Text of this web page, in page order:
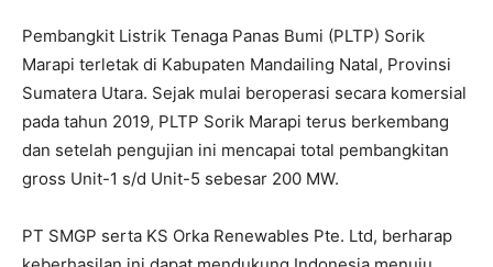
Pembangkit Listrik Tenaga Panas Bumi (PLTP) Sorik
Marapi terletak di Kabupaten Mandailing Natal, Provinsi
Sumatera Utara. Sejak mulai beroperasi secara komersial
pada tahun 2019, PLTP Sorik Marapi terus berkembang
dan setelah pengujian ini mencapai total pembangkitan
gross Unit-1 s/d Unit-5 sebesar 200 MW.
PT SMGP serta KS Orka Renewables Pte. Ltd, berharap